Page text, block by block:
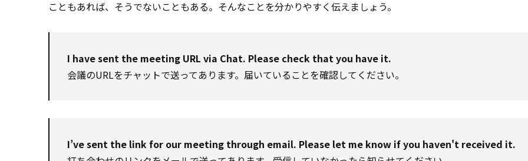
こともあれば、そうでないこともある。そんなことを分かりやすく伝えましょう。
I have sent the meeting URL via Chat. Please check that you have it.
会議のURLをチャットで送ってあります。届いていることを確認してください。
I’ve sent the link for our meeting through email. Please let me know if you haven't received it.